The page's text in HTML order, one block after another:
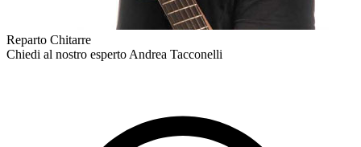
Reparto Chitarre
Chiedi al nostro espertoAndrea Tacconelli